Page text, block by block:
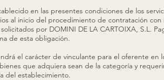
en las presentes condiciones de los
al inicio del procedimiento de contratación con
por DOMINI DE LA CARTOIXA, S.L.
de esta obligación.
el carácter de vinculante para el oferente en
que adquiera sean de la categoría y
del establecimiento.